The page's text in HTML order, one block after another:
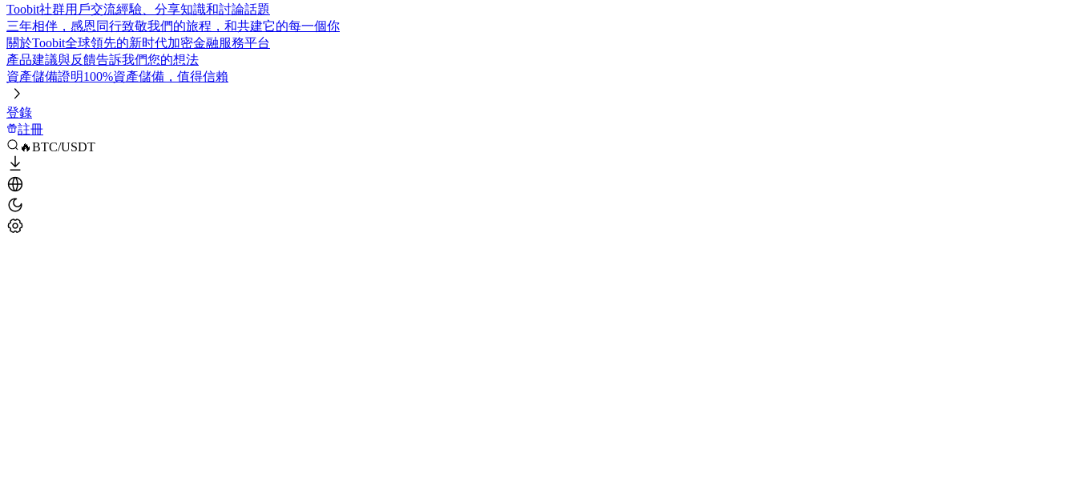
Toobit社群用戶交流經驗、分享知識和討論話題
三年相伴，感恩同行致敬我們的旅程，和共建它的每一個你
關於Toobit全球領先的新时代加密金融服務平台
產品建議與反饋告訴我們您的想法
資產儲備證明100%資產儲備，值得信賴
登錄
註冊
🔥BTC/USDT